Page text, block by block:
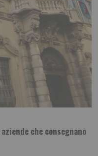
che consegnano